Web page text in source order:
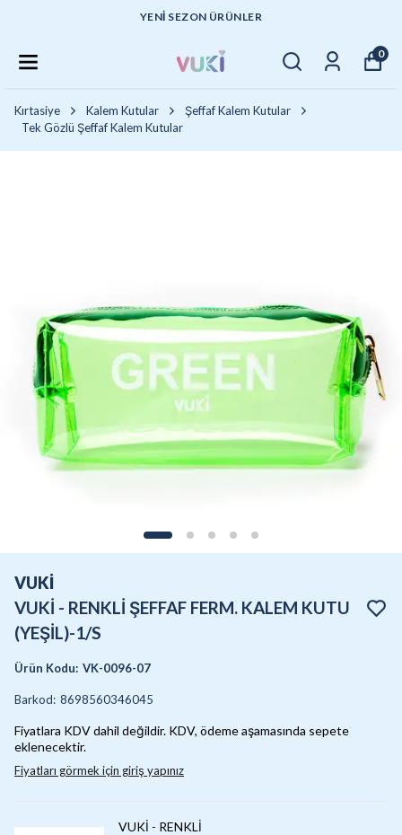
YENI SEZON ÜRÜNLER
0
Kırtasiye Kalem Kutular
Şeffaf Kalem Kutular
Tek Gözlü Şeffaf Kalem Kutular
VUKİ
VUKİ - RENKLİ ŞEFFAF FERM. KALEM KUTU
(YEŞİL)-1/S
Ürün Kodu: VK-0096-07
Barkod: 8698560346045
Fiyatlara KDV dahil değildir. KDV, ödeme aşamasında sepete
eklenecektir.
Fiyatları görmek için giriş yapınız
VUKİ - RENKLİ